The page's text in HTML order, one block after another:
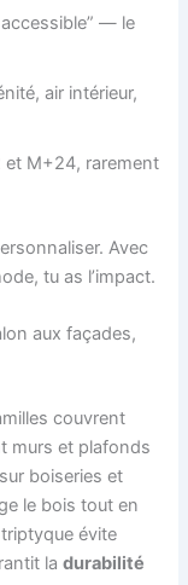
accessible” — le
air intérieur,
et M+24, rarement
Avec
tu as l’impact.
aux façades,
couvrent
murs et plafonds
boiseries et
le bois tout en
évite
ladurabilité